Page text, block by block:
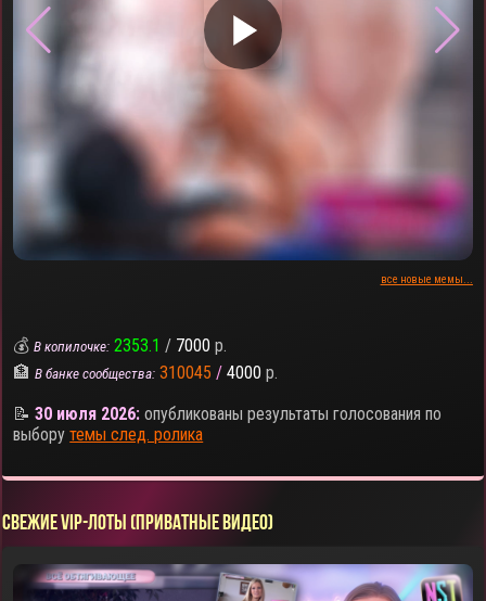
▶
все новые мемы...
💰В копилочке: 2353.1 / 7000 р.
🏦В банке сообщества: 310045 / 4000 р.
📝30 июля 2026: опубликованы результаты голосования по
выборутемы след. ролика
СВЕЖИЕ VIP-ЛОТЫ (ПРИВАТНЫЕ ВИДЕО)